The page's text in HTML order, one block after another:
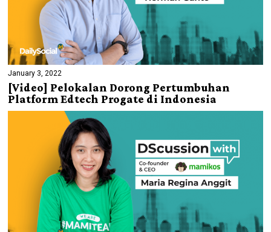
January 3, 2022
[Video] Pelokalan Dorong Pertumbuhan
Platform Edtech Progate di Indonesia